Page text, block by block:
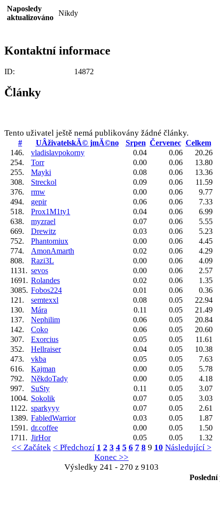
Naposledy
aktualizováno
Nikdy
Kontaktní informace
ID: 14872
Články
Tento uživatel ještě nemá publikovány žádné články.
# UÂživatelskĂ© jmĂ©no Srpen Červenec Celkem
146.
vladislavpokorny 0.04 0.06
20.26
254.
Torr 0.00 0.06
13.80
255.
Mayki 0.08 0.06
13.36
308.
Streckol 0.09 0.06
11.59
376.
rmw 0.00 0.06
9.77
494.
gepir 0.06 0.06
7.33
518.
Prox1M1ty1 0.04 0.06
6.99
638.
myzrael 0.07 0.06
5.55
669.
Drewitz 0.03 0.06
5.23
752.
Phantomiux 0.00 0.06
4.45
774.
AmonAmarth 0.02 0.06
4.29
808.
Razi3L 0.00 0.06
4.09
1131. sevos 0.00 0.06
2.57
1691. Rolandes 0.02 0.06
1.35
3085. Fobos224 0.01 0.06
0.36
121.
semtexxl 0.08 0.05
22.94
130.
Mára 0.11 0.05
21.49
137.
Nephilim 0.06 0.05
20.84
142.
Coko 0.06 0.05
20.60
307.
Exorcius 0.05 0.05
11.61
352.
Hellraiser 0.04 0.05
10.38
473.
vkba 0.05 0.05
7.63
616.
Kajman 0.00 0.05
5.78
792.
NěkdoTady 0.00 0.05
4.18
997.
SuSty 0.11 0.05
3.07
1004. Sokolik 0.07 0.05
3.03
1122. sparkyyy 0.07 0.05
2.61
1389. FabledWarrior 0.03 0.05
1.87
1591. dr.coffee 0.00 0.05
1.50
1711. JirHor 0.05 0.05 1.32
<< Začátek < Předchozí 1 2 3 4 5 6 7 8 9 10 Následující >
Konec >>
Výsledky 241 - 270 z 9103